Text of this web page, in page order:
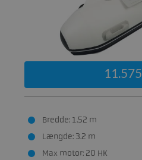
11.575
Bredde: 1.52 m
Længde: 3.2 m
Max motor: 20 HK